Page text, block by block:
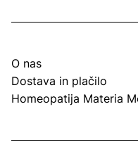
O nas
Dostava in plačilo
Homeopatija Materia